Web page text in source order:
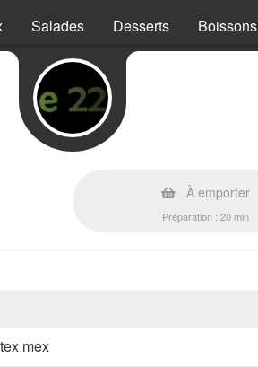
Salades Desserts Boissons
À emporter
Préparation : 20 min
mex